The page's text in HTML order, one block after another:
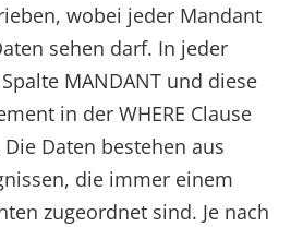
wobei jeder Mandant
sehen darf. In jeder
MANDANT und diese
in der WHERE Clause
Daten bestehen aus
die immer einem
zugeordnet sind. Je nach